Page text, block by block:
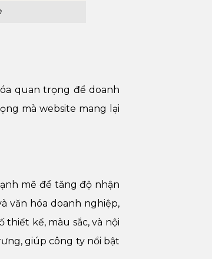
quan trọng để doanh
mà website mang lại
mẽ để tăng độ nhận
văn hóa doanh nghiệp,
kế, màu sắc, và nội
giúp công ty nổi bật